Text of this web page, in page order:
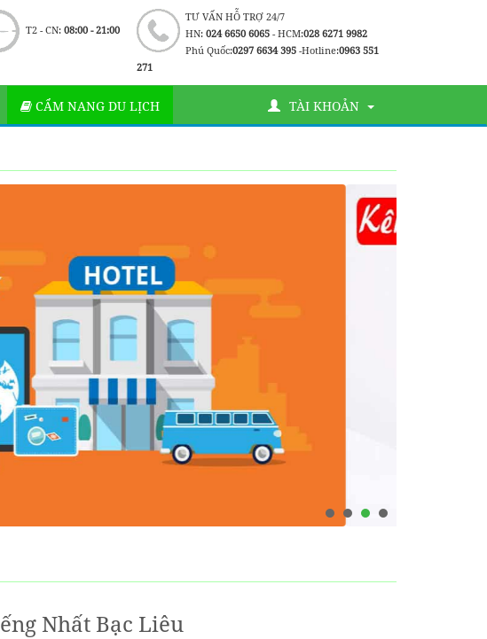
TƯ VẤN HỖ TRỢ 24/7
HN: 024 6650 6065- HCM:028 6271 9982
Phú Quốc:0297 6634 395 -Hotline:0963 551
271
T2 - CN: 08:00 - 21:00
CẨM NANG DU LỊCH TÀI KHOẢN
Nhất Bạc Liêu